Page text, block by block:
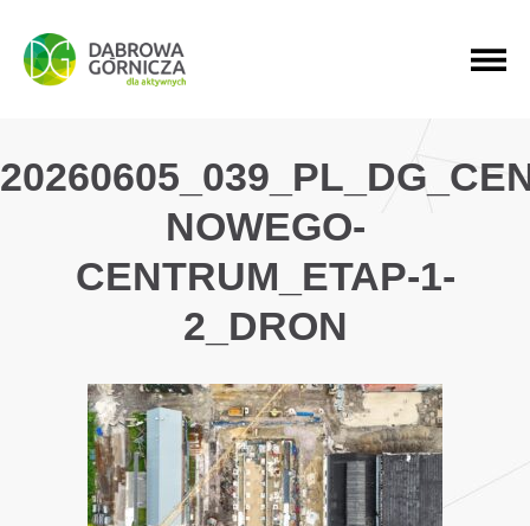
PRZEJDŹ DO MENU GŁÓWNEGO
PRZEJDŹ DO WYSZUKIWARKI
PRZEJDŹ DO TREŚCI
NOWEGO-
CENTRUM_ETAP-1-
2_DRON